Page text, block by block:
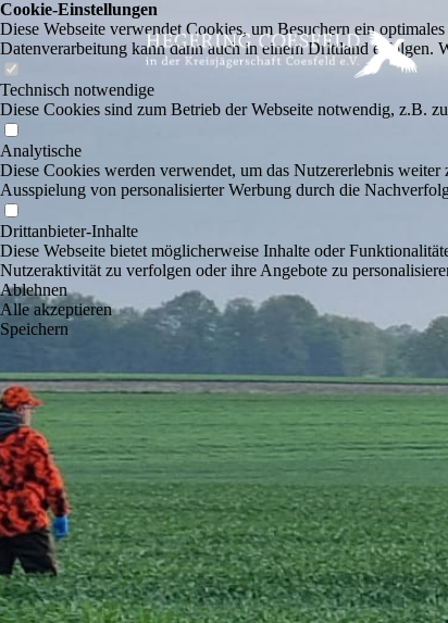
Cookie-Einstellungen
Diese Webseite verwendet Cookies, um Besuchern ein
Datenverarbeitung kann dann auch in einem Drittland erfolgen.
Technisch notwendige
Diese Cookies sind zum Betrieb der Webseite notwendig, z.B.
Analytische
Diese Cookies werden verwendet, um das Nutzererlebnis
Ausspielung von personalisierter Werbung durch die
Drittanbieter-Inhalte
Diese Webseite bietet möglicherweise Inhalte oder
Nutzeraktivität zu verfolgen oder ihre Angebote zu
Ablehnen
Alle akzeptieren
Speichern